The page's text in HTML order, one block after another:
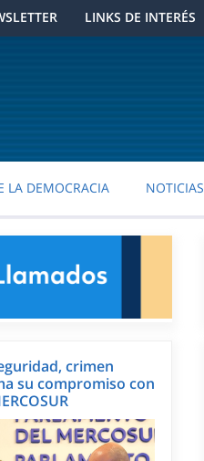
LINKS DE INTERÉS
LA DEMOCRACIA NOTICIAS
crimen
su compromiso con